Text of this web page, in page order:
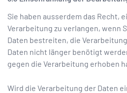
Sie haben ausserdem das Recht,
Verarbeitung zu verlangen, wenn
Daten bestreiten, die
Daten nicht länger benötigt
gegen die Verarbeitung erhoben
Wird die Verarbeitung der Daten